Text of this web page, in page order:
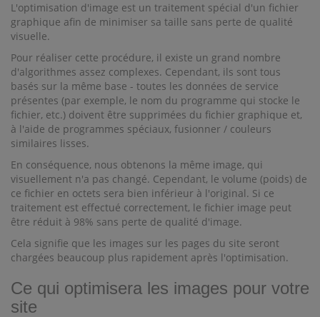
L'optimisation d'image est un traitement spécial d'un fichier
graphique afin de minimiser sa taille sans perte de qualité
visuelle.
Pour réaliser cette procédure, il existe un grand nombre
d'algorithmes assez complexes. Cependant, ils sont tous
basés sur la même base - toutes les données de service
présentes (par exemple, le nom du programme qui stocke le
fichier, etc.) doivent être supprimées du fichier graphique et,
à l'aide de programmes spéciaux, fusionner / couleurs
similaires lisses.
En conséquence, nous obtenons la même image, qui
visuellement n'a pas changé. Cependant, le volume (poids) de
ce fichier en octets sera bien inférieur à l'original. Si ce
traitement est effectué correctement, le fichier image peut
être réduit à 98% sans perte de qualité d'image.
Cela signifie que les images sur les pages du site seront
chargées beaucoup plus rapidement après l'optimisation.
Ce qui optimisera les images pour votre
site